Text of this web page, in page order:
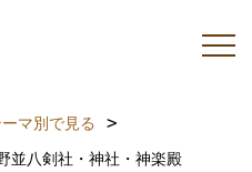
マ別で見る
並八剣社・神社・神楽殿